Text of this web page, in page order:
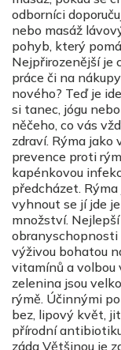
odborníci
nebo masáž
pohyb, který
Nejpřirozenější je
práce či na
nového? Teď je
si tanec, jógu
něčeho, co vás
zdraví. Rýma jako
prevence proti
kapénkovou
předcházet.
vyhnout se jí jde
množství.
obranyschopnosti
výživou bohatou
vitamínů a volbou
zelenina jsou
rýmě. Účinnými
bez, lipový květ,
přírodní
záda Většinou je